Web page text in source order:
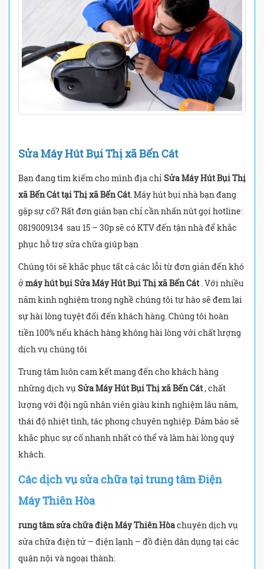
Sửa Máy Hút Bụi Thị xã Bến Cát
Bạn đang tìm kiếm cho mình địa chỉ Sửa Máy Hút Bụi Thị
xã Bến Cát tại Thị xã Bến Cát . Máy hút bụi nhà bạn đang
gặp sự cố? Rất đơn giản bạn chỉ cần nhấn nút gọi hotline:
0819009134 sau 15 – 30p sẽ có KTV đến tận nhà để khắc
phục hỗ trợ sửa chữa giúp bạn
Chúng tôi sẽ khắc phục tất cả các lỗi từ đơn giản đến khó
ở máy hút bụi Sửa Máy Hút Bụi Thị xã Bến Cát . Với nhiều
năm kinh nghiệm trong nghề chúng tôi tự hào sẽ đem lại
sự hài lòng tuyệt đối đến khách hàng. Chúng tôi hoàn
tiền 100% nếu khách hàng không hài lòng với chất lượng
dịch vụ chúng tôi
Trung tâm luôn cam kết mang đến cho khách hàng
những dịch vụ Sửa Máy Hút Bụi Thị xã Bến Cát, chất
lượng với đội ngũ nhân viên giàu kinh nghiệm lâu năm,
thái độ nhiệt tình, tác phong chuyên nghiệp. Đảm bảo sẽ
khắc phục sự cố nhanh nhất có thể và làm hài lòng quý
khách.
Các dịch vụ sửa chữa tại trung tâm Điện
Máy Thiên Hòa
rung tâm sửa chữa điện Máy Thiên Hòachuyên dịch vụ
sửa chữa điện tử – điện lạnh – đồ điện dân dụng tại các
quận nội và ngoại thành: